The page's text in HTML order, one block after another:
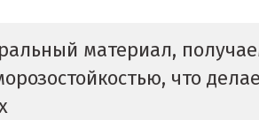
материал,
что